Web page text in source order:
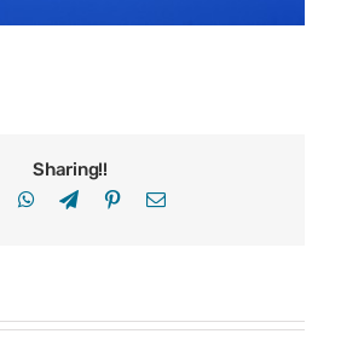
Sharing!!
FacebookWhatsApp
TelegramPinterestEmail